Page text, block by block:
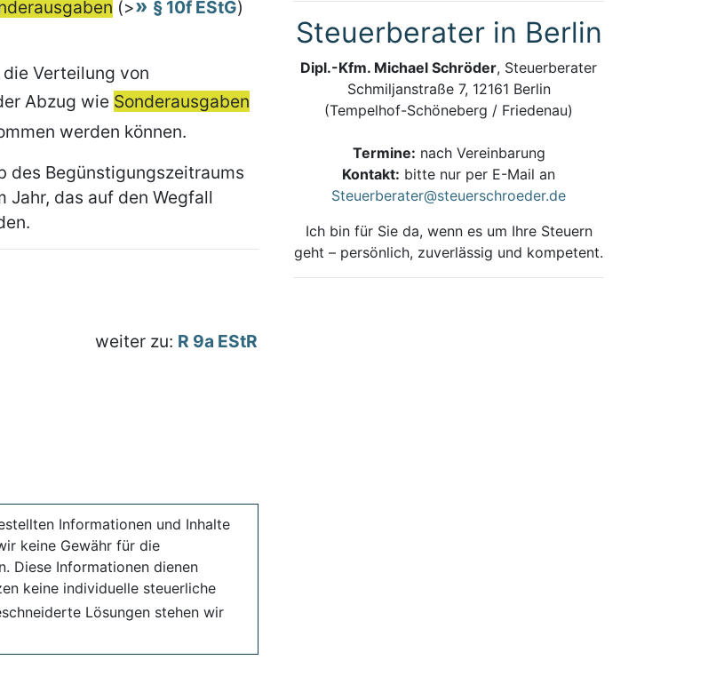
(> § 10f EStG)
Verteilung von
Abzug wie Sonderausgaben
werden können.
des Begünstigungszeitraums
Jahr, das auf den Wegfall
weiter zu: R 9a EStR
Informationen und Inhalte
keine Gewähr für die
Diese Informationen dienen
keine individuelle steuerliche
Lösungen stehen wir
Steuerberater in Berlin
Dipl.-Kfm. Michael Schröder, Steuerberater
Schmiljanstraße 7, 12161 Berlin
(Tempelhof-Schöneberg / Friedenau)
Termine: nach Vereinbarung
Kontakt: bitte nur per E-Mail an
Steuerberater@steuerschroeder.de
Ich bin für Sie da, wenn es um Ihre Steuern
geht – persönlich, zuverlässig und kompetent.